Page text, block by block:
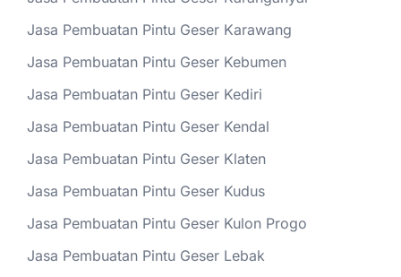
Jasa Pembuatan Pintu Geser Karawang
Jasa Pembuatan Pintu Geser Kebumen
Jasa Pembuatan Pintu Geser Kediri
Jasa Pembuatan Pintu Geser Kendal
Jasa Pembuatan Pintu Geser Klaten
Jasa Pembuatan Pintu Geser Kudus
Jasa Pembuatan Pintu Geser Kulon Progo
Jasa Pembuatan Pintu Geser Lebak